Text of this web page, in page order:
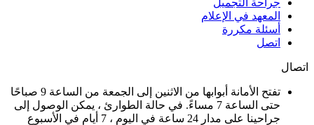
المعهد في الإعلام
أسئلة مكررة
اتصل
اتصال
تفتح الأمانة أبوابها من الاثنين إلى الجمعة من الساعة 9 صباحًا
حتى الساعة 7 مساءً. في حالة الطوارئ ، يمكن الوصول إلى
جراحينا على مدار 24 ساعة في اليوم ، 7 أيام في الأسبوع